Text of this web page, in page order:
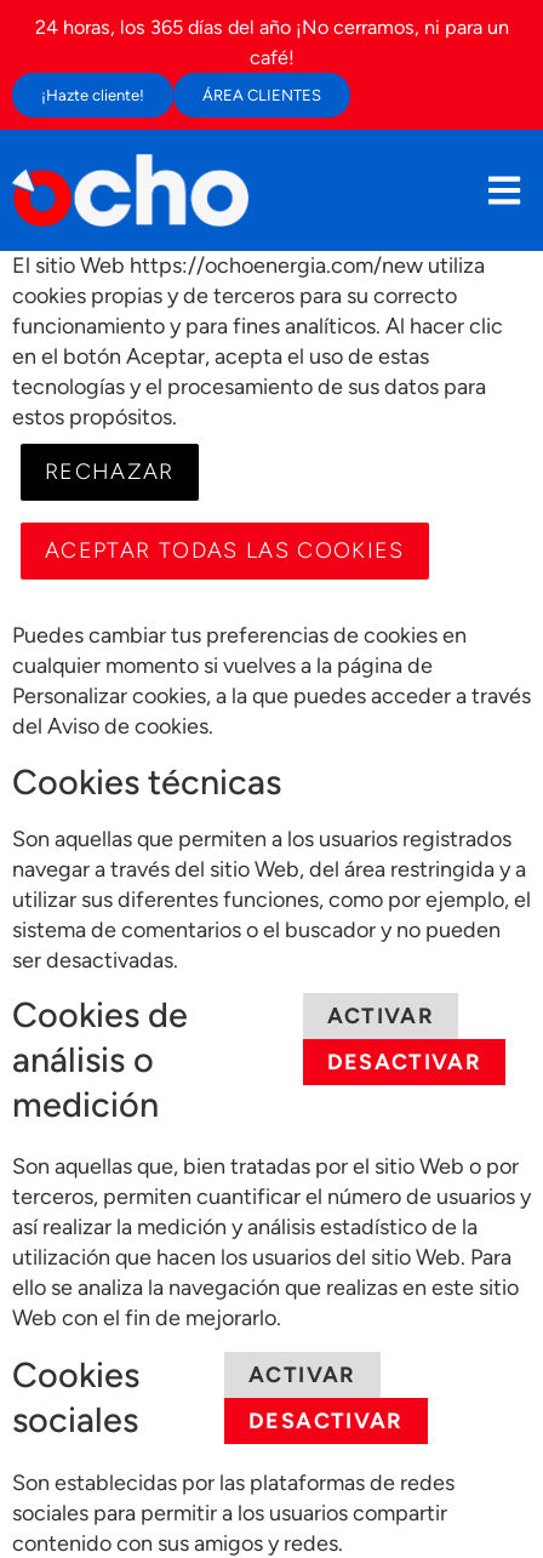
24 horas, los 365 días del año ¡No cerramos, ni para un
café!
¡Hazte cliente! ÁREA CLIENTES
El sitio Web https://ochoenergia.com/new utiliza
cookies propias y de terceros para su correcto
funcionamiento y para fines analíticos. Al hacer clic
en el botón Aceptar, acepta el uso de estas
tecnologías y el procesamiento de sus datos para
estos propósitos.
RECHAZAR
ACEPTAR TODAS LAS COOKIES
Puedes cambiar tus preferencias de cookies en
cualquier momento si vuelves a la página de
Personalizar cookies, a la que puedes acceder a través
del Aviso de cookies.
Cookies técnicas
Son aquellas que permiten a los usuarios registrados
navegar a través del sitio Web, del área restringida y a
utilizar sus diferentes funciones, como por ejemplo, el
sistema de comentarios o el buscador y no pueden
ser desactivadas.
Cookies de
análisis o
medición
ACTIVAR
DESACTIVAR
Son aquellas que, bien tratadas por el sitio Web o por
terceros, permiten cuantificar el número de usuarios y
así realizar la medición y análisis estadístico de la
utilización que hacen los usuarios del sitio Web. Para
ello se analiza la navegación que realizas en este sitio
Web con el fin de mejorarlo.
Cookies
sociales
ACTIVAR
DESACTIVAR
Son establecidas por las plataformas de redes
sociales para permitir a los usuarios compartir
contenido con sus amigos y redes.